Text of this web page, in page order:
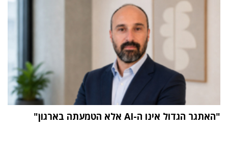
"האתגר הגדול אינו ה-AI אלא הטמעתה בארגון"